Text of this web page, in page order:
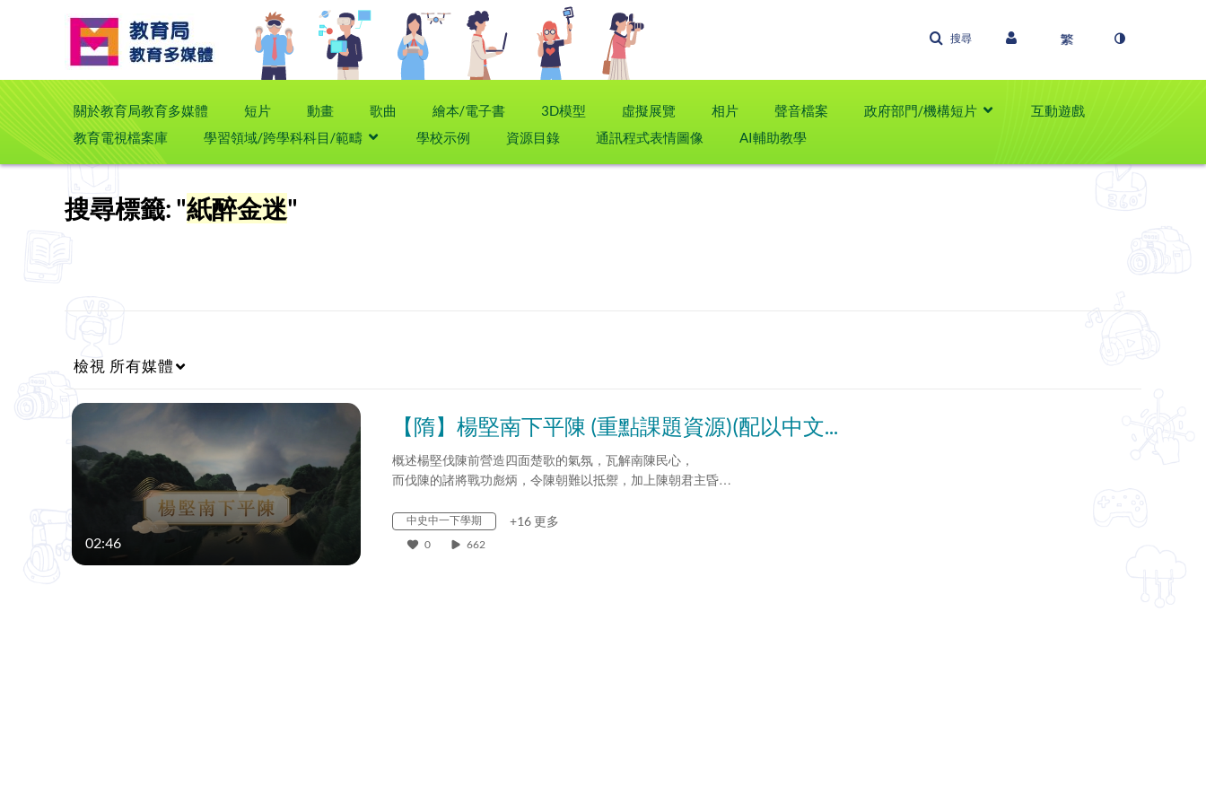
搜尋
關於教育局教育多媒體 短片 動畫 歌曲 繪本/電子書 3D模型 虛擬展覽 相片 聲音檔案 政府部門/機構短片
互動遊戲
教育電視檔案庫
學習領域/跨學科科目/範疇 學校示例 資源目錄 通訊程式表情圖像 AI輔助教學
搜尋標籤: "紙醉金迷"
檢視 所有媒體
02:46
【隋】楊堅南下平陳 (重點課題資源)(配以中文字幕)
概述楊堅伐陳前營造四面楚歌的氣氛，瓦解南陳民心，
而伐陳的諸將戰功彪炳，令陳朝難以抵禦，加上陳朝君主昏…
中史中一下學期 +16 更多
0 662